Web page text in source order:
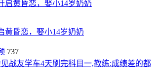
黄昏恋，娶小14岁奶奶
737